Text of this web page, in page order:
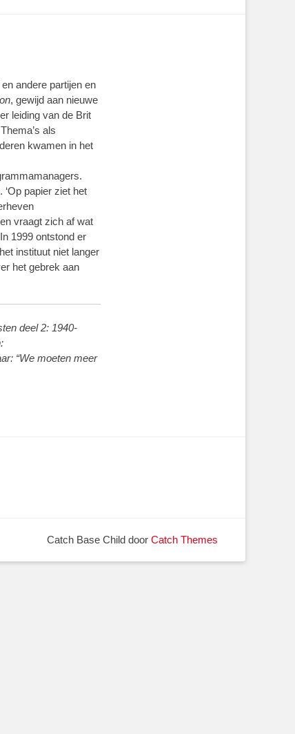
andere partijen en
, gewijd aan nieuwe
leiding van de Brit
als
kwamen in het
‘Op papier ziet het
vraagt zich af wat
1999 ontstond er
instituut niet langer
het gebrek aan
deel 2: 1940-
“We moeten meer
Catch Base Child door Catch Themes